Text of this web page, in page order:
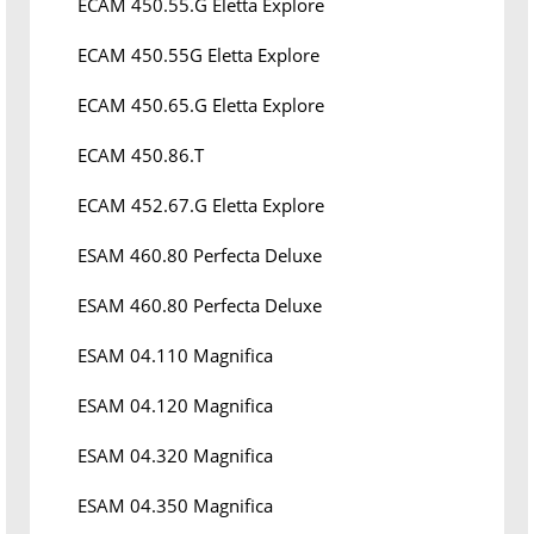
ECAM 450.55.G Eletta Explore
ECAM 450.55G Eletta Explore
ECAM 450.65.G Eletta Explore
ECAM 450.86.T
ECAM 452.67.G Eletta Explore
ESAM 460.80 Perfecta Deluxe
ESAM 460.80 Perfecta Deluxe
ESAM 04.110 Magnifica
ESAM 04.120 Magnifica
ESAM 04.320 Magnifica
ESAM 04.350 Magnifica